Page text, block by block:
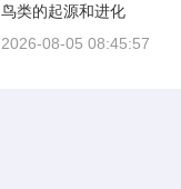
鸟类的起源和进化
2026-08-05 08:45:57